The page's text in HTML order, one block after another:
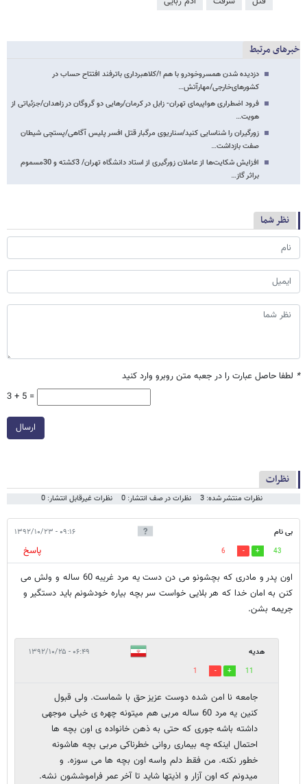
خبرهای مرتبط
دزدیده شدن همسروخودرو با هم !/کلاهبرداری باترفند افتتاح حساب در
کشورهای‌خارجی/مهارآتش…
فرود اضطراری هواپیمای تهران- زابل در کرمان/رهایی دو گروگان در زاهدان/جزئیاتی از
هویت…
زورگیران را شناسایی کنید/سناریوی مرگبار قتل افسر پلیس آگاهی/پستچی شیطان
صفت بازداشت…
افزایش شکایت‌ها از عاملان زورگیری از استاد دانشگاه تهران/ 3کشته و 30مسموم
براثر گاز…
نظر شما
* لطفا حاصل عبارت را در جعبه متن روبرو وارد کنید
3 + 5 =
ارسال
نظرات
نظرات منتشر شده: 3 نظرات در صف انتشار: 0 نظرات غیرقابل انتشار: 0
بی نام ۰۹:۱۶ - ۱۳۹۲/۱۰/۲۳
43
6
پاسخ
اون پدر و مادری که بچشونو می دن دست یه مرد غریبه 60 ساله و ولش می
کنن به امان خدا که هر بلایی خواست سر بچه بیاره خودشونم باید دستگیر و
جریمه بشن.
هدیه ۰۶:۴۹ - ۱۳۹۲/۱۰/۲۵
11
1
جامعه نا امن شده دوست عزیز حق با شماست. ولی قبول
کنین یه مرد 60 ساله مربی هم میتونه چهره ی خیلی موجهی
داشته باشه جوری که حتی به ذهن خانواده ی اون بچه ها
احتمال اینکه چه بیماری روانی خطرناکی مربی بچه هاشونه
خطور نکنه. من فقط دلم واسه اون بچه ها می سوزه. و
میدونم که اون آزار و اذیتها شاید تا آخر عمر فراموششون نشه.